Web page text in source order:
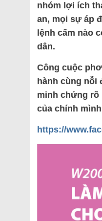
nhóm lợi ích
an, mọi sự áp
lệnh cấm nào
dân.
Công cuộc
hành cùng nỗi
minh chứng rõ
của chính
https://